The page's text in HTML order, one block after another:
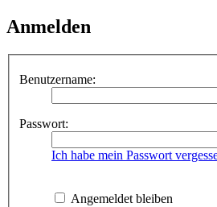
Anmelden
Benutzername:
Passwort:
Ich habe mein Passwort
Angemeldet bleiben